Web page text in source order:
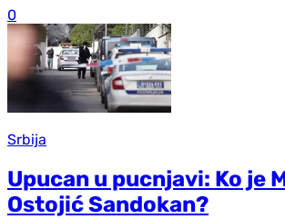
0
Srbija
Upucan u pucnjavi: Ko je
Ostojić Sandokan?